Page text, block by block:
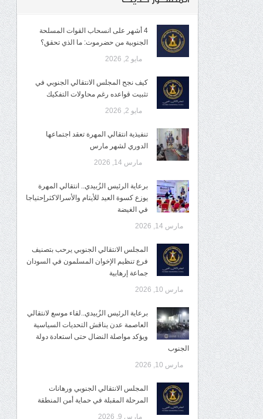
4 أشهر على انسحاب القوات المسلحة
الجنوبية من حضرموت: ما الذي تحقق؟
مايو 2, 2026
كيف نجح المجلس الانتقالي الجنوبي في
تثبيت قواعده رغم محاولات التفكيك
مايو 2, 2026
تنفيذية انتقالي المهرة تعقد اجتماعها
الدوري لشهر مارس
مارس 14, 2026
برعاية الرئيس الزُبيدي.. انتقالي المهرة
يوزع كسوة العيد للأيتام والأسرالاكثرإحتياجا
في الغيضة
مارس 14, 2026
المجلس الانتقالي الجنوبي يرحب بتصنيف
فرع تنظيم الإخوان المسلمون في السودان
جماعة إرهابية
مارس 10, 2026
برعاية الرئيس الزُبيدي..لقاء موسع لانتقالي
العاصمة عدن يناقش التحديات السياسية
ويؤكد مواصلة النضال حتى استعادة دولة
الجنوب
مارس 10, 2026
المجلس الانتقالي الجنوبي ورهانات
المرحلة المقبلة في حماية أمن المنطقة
مارس 9, 2026